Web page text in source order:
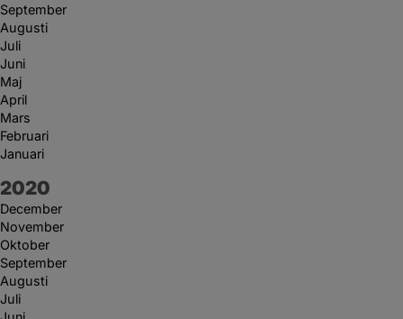
September
Augusti
Juli
Juni
Maj
April
Mars
Februari
Januari
År:
2020
December
November
Oktober
September
Augusti
Juli